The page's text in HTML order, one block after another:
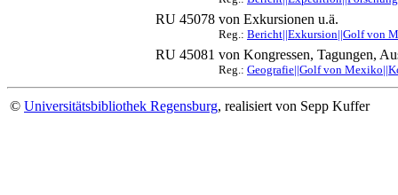
RU 45078 von Exkursionen u.ä.
Reg.: Bericht||Exkursion||Golf von
RU 45081 von Kongressen, Tagungen,
Reg.: Geografie||Golf von
© Universitätsbibliothek Regensburg, realisiert von Sepp Kuffer